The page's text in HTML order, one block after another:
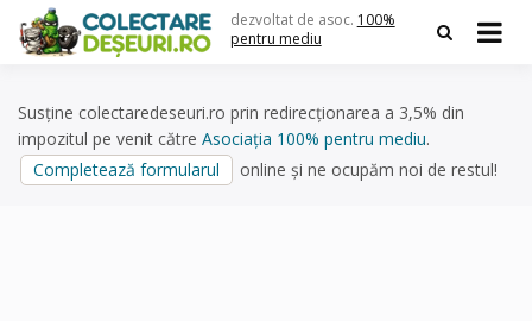
content
dezvoltat de asoc. 100%
pentru mediu
Susține colectaredeseuri.ro prin redirecționarea a 3,5% din
impozitul pe venit către Asociația 100% pentru mediu.
Completează formularul
online și ne ocupăm noi de restul!